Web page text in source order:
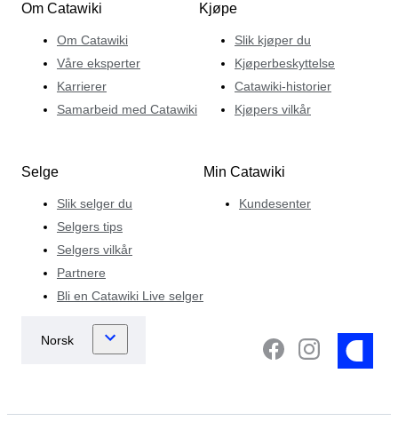
Om Catawiki
Om Catawiki
Våre eksperter
Karrierer
Samarbeid med Catawiki
Kjøpe
Slik kjøper du
Kjøperbeskyttelse
Catawiki-historier
Kjøpers vilkår
Selge
Slik selger du
Selgers tips
Selgers vilkår
Partnere
Bli en Catawiki Live selger
Min Catawiki
Kundesenter